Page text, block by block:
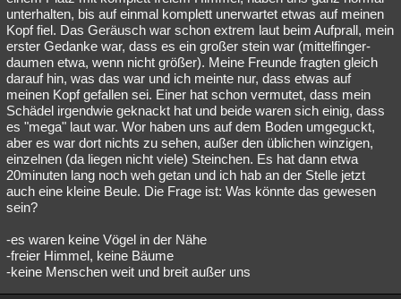
Natur Umfragen Unterhaltung
weitere Rubriken
Philosophie Träume Orte Esoterik Literatur
Astronomie Helpdesk Gruppen Gaming Filme
Musik Clash Verbesserungen Allmystery English
Übersichten
Besucht Teilgenommen Alle Neue Geschlossen
unterhalten, bis auf einmal komplett unerwartet etwas auf meinen
Kopf fiel. Das Geräusch war schon extrem laut beim Aufprall, mein
erster Gedanke war, dass es ein großer stein war (mittelfinger-
daumen etwa, wenn nicht größer). Meine Freunde fragten gleich
darauf hin, was das war und ich meinte nur, dass etwas auf
meinen Kopf gefallen sei. Einer hat schon vermutet, dass mein
Schädel irgendwie geknackt hat und beide waren sich einig, dass
es "mega" laut war. Wor haben uns auf dem Boden umgeguckt,
aber es war dort nichts zu sehen, außer den üblichen winzigen,
einzelnen (da liegen nicht viele) Steinchen. Es hat dann etwa
20minuten lang noch weh getan und ich hab an der Stelle jetzt
auch eine kleine Beule. Die Frage ist: Was könnte das gewesen
sein?
-es waren keine Vögel in der Nähe
-freier Himmel, keine Bäume
-keine Menschen weit und breit außer uns